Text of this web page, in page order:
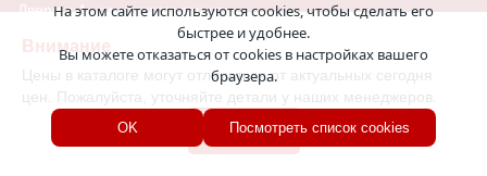
Внимание
Цены в каталоге могут отличаться от актуальных сегодня
цен. Пожалуйста, уточняйте детали у наших менеджеров.
Хорошо
Двери с 4-ым классом защиты
С узким стеклом
Двери на лестничную площадку
Остекленные противопожарные двери
С тонированным стеклом
На этом сайте используются cookies, чтобы сделать его
быстрее и удобнее.
Вы можете отказаться от cookies в настройках вашего
браузера.
OK Посмотреть список cookies